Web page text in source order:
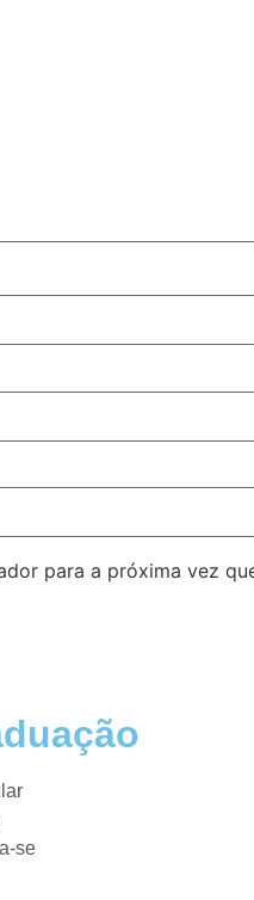
para a próxima vez
se